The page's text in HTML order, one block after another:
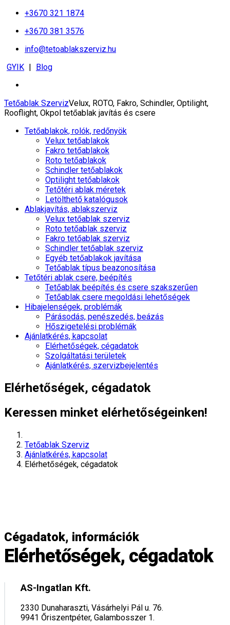
+3670 321 1874
+3670 381 3576
info@tetoablakszerviz.hu
GYIK | Blog
Tetőablak SzervizVelux, ROTO, Fakro, Schindler, Optilight,
Rooflight, Okpol tetőablak javítás és csere
Tetőablakok, rolók, redőnyök
Velux tetőablakok
Fakro tetőablakok
Roto tetőablakok
Schindler tetőablakok
Optilight tetőablakok
Tetőtéri ablak méretek
Letölthető katalógusok
Ablakjavítás, ablakszerviz
Velux tetőablak szerviz
Roto tetőablak szerviz
Fakro tetőablak szerviz
Schindler tetőablak szerviz
Egyéb tetőablakok javítása
Tetőablak típus beazonosítása
Tetőtéri ablak csere, beépítés
Tetőablak beépítés és csere szakszerűen
Tetőablak csere megoldási lehetőségek
Hibajelenségek, problémák
Párásodás, penészedés, beázás
Hőszigetelési problémák
Ajánlatkérés, kapcsolat
Elérhetőségek, cégadatok
Szolgáltatási területek
Ajánlatkérés, szervizbejelentés
Elérhetőségek, cégadatok
Keressen minket elérhetőségeinken!
Tetőablak Szerviz
Ajánlatkérés, kapcsolat
Elérhetőségek, cégadatok
Cégadatok, információk
Elérhetőségek, cégadatok
AS-Ingatlan Kft.
2330 Dunaharaszti, Vásárhelyi Pál u. 76.
9941 Őriszentpéter, Galambosszer 1.